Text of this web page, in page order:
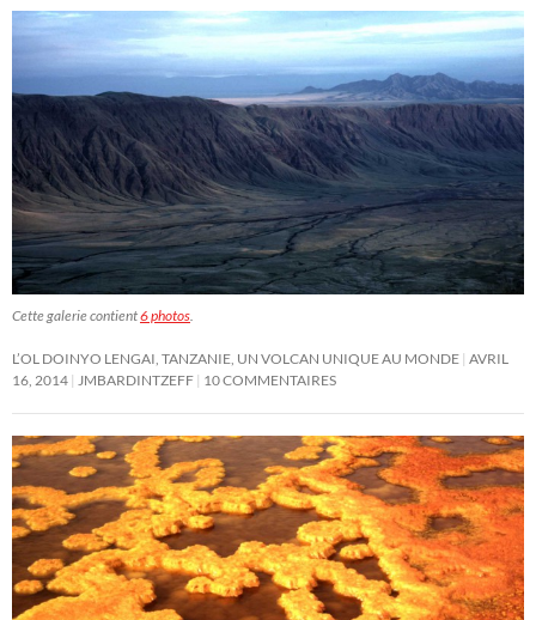
Cette galerie contient6 photos
L’OL DOINYO LENGAI, TANZANIE, UN VOLCAN UNIQUE AU MONDE AVRIL
16, 2014
JMBARDINTZEFF 10 COMMENTAIRES